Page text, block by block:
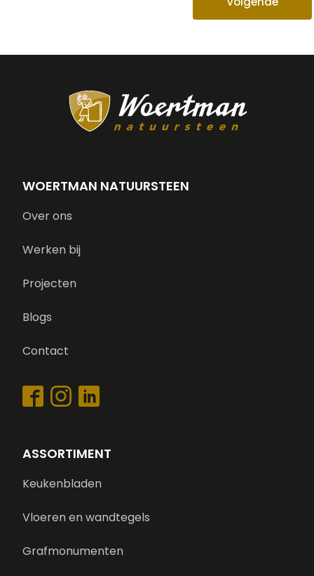
WOERTMAN NATUURSTEEN
Over ons
Werken bij
Projecten
Blogs
Contact
ASSORTIMENT
Keukenbladen
Vloeren en wandtegels
Grafmonumenten